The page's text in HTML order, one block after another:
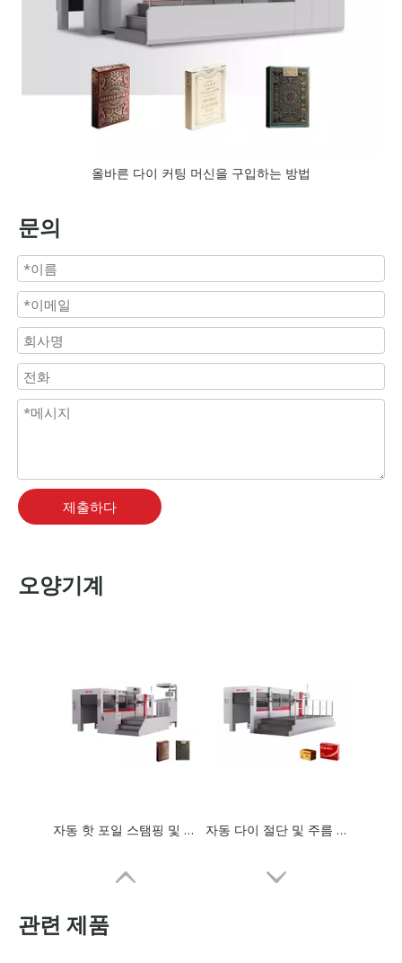
올바른 다이 커팅 머신을 구입하는 방법
문의
제출하다
오양기계
자동 핫 포일 스탬핑 및 다이 커팅 머신 자동 다이 절단 및 주름 기계
관련 제품